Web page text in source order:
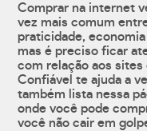
Comprar na internet
vez mais comum
praticidade,
mas é preciso ficar
com relação aos
Confiável te ajuda a
também lista nessa
onde você pode
você não cair em